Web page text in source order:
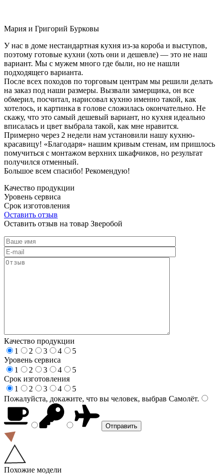
Мария и Григорий Бурковы
У нас в доме нестандартная кухня из-за короба и выступов,
поэтому готовые кухни (хоть они и дешевле) — это не наш
вариант. Мы с мужем много где были, но не нашли
подходящего варианта.
После всех походов по торговым центрам мы решили делать
на заказ под наши размеры. Вызвали замерщика, он все
обмерил, посчитал, нарисовал кухню именно такой, как
хотелось, и картинка в голове сложилась окончательно. Не
скажу, что это самый дешевый вариант, но кухня идеально
вписалась и цвет выбрала такой, как мне нравится.
Примерно через 2 недели нам установили нашу кухню-
красавицу! «Благодаря» нашим кривым стенам, им пришлось
помучиться с монтажом верхних шкафчиков, но результат
получился отменный.
Большое всем спасибо! Рекомендую!
Качество продукции
Уровень сервиса
Срок изготовления
Оставить отзыв
Оставить отзыв на товар Зверобой
Качество продукции
1
2 3 4
5
Уровень сервиса
1
2 3 4
5
Срок изготовления
1
2 3 4
5
Пожалуйста, докажите, что вы человек, выбрав Самолёт.
Похожие модели